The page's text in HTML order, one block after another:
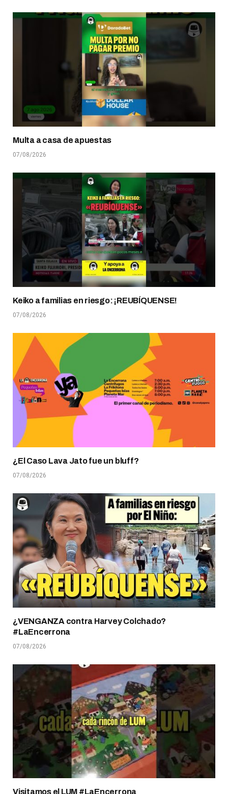
Multa a casa de apuestas
07/08/2026
Keiko a familias en riesgo: ¡REUBÍQUENSE!
07/08/2026
¿El Caso Lava Jato fue un bluff?
07/08/2026
¿VENGANZA contra Harvey Colchado?
#LaEncerrona
07/08/2026
Visitamos el LUM #LaEncerrona